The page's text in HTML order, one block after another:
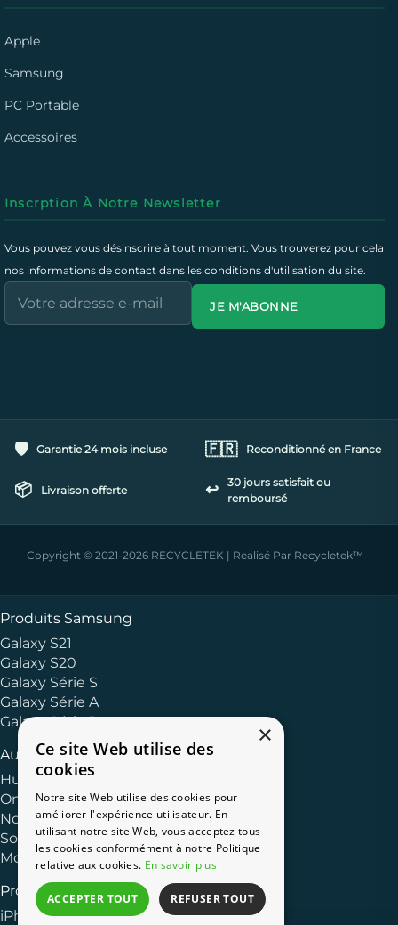
Apple
Samsung
PC Portable
Accessoires
Inscrption À Notre Newsletter
Vous pouvez vous désinscrire à tout moment. Vous trouverez pour cela
nos informations de contact dans les conditions d'utilisation du site.
JE M'ABONNE
🛡️ Garantie 24 mois incluse 🇫🇷 Reconditionné en France
📦 Livraison offerte ↩️
30 jours satisfait ou
remboursé
Copyright © 2021-2026 RECYCLETEK | Realisé Par Recycletek™
Produits Apple
iPhone 13
Autres Marques
Huawei
OnePlus
Nokia
Sony
Motorola
Produits Samsung
Galaxy S21
Galaxy S20
Galaxy Série S
Galaxy Série A
Galaxy Série J
×
Ce site Web utilise des
cookies
Notre site Web utilise des cookies pour
améliorer l'expérience utilisateur. En
utilisant notre site Web, vous acceptez tous
les cookies conformément à notre Politique
relative aux cookies. En savoir plus
ACCEPTER TOUT REFUSER TOUT